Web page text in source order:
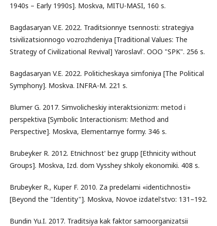
1940s – Early 1990s]. Moskva, MITU-MASI, 160 s.
Bagdasaryan V.E. 2022. Traditsionnye tsennosti: strategiya
tsivilizatsionnogo vozrozhdeniya [Traditional Values: The
Strategy of Civilizational Revival] Yaroslavl'. OOO "SPK". 256 s.
Bagdasaryan V.E. 2022. Politicheskaya simfoniya [The Political
Symphony]. Moskva. INFRA-M. 221 s.
Blumer G. 2017. Simvolicheskiy interaktsionizm: metod i
perspektiva [Symbolic Interactionism: Method and
Perspective]. Moskva, Elementarnye formy. 346 s.
Brubeyker R. 2012. Etnichnost' bez grupp [Ethnicity without
Groups]. Moskva, Izd. dom Vysshey shkoly ekonomiki. 408 s.
Brubeyker R., Kuper F. 2010. Za predelami «identichnosti»
[Beyond the "Identity"]. Moskva, Novoe izdatel'stvo: 131–192.
Bundin Yu.I. 2017. Traditsiya kak faktor samoorganizatsii